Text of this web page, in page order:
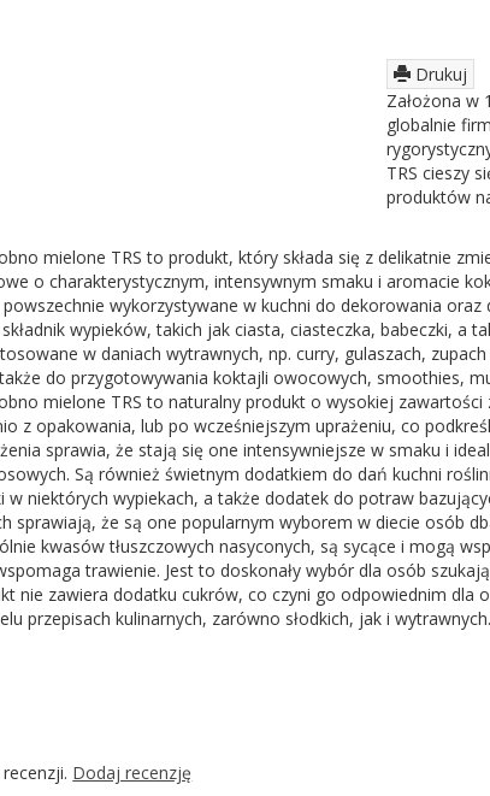
Drukuj
Założona w
globalnie
TRS cieszy
produktów
mielone TRS to produkt, który składa się z delikatnie
o charakterystycznym, intensywnym smaku i aromacie
wykorzystywane w kuchni do dekorowania
wypieków, takich jak ciasta, ciasteczka, babeczki, a
w daniach wytrawnych, np. curry, gulaszach,
do przygotowywania koktajli owocowych, smoothies,
mielone TRS to naturalny produkt o wysokiej
z opakowania, lub po wcześniejszym uprażeniu, co
sprawia, że stają się one intensywniejsze w smaku i
Są również świetnym dodatkiem do dań kuchni
w niektórych wypiekach, a także dodatek do potraw
sprawiają, że są one popularnym wyborem w diecie osób
kwasów tłuszczowych nasyconych, są sycące i mogą
trawienie. Jest to doskonały wybór dla osób
nie zawiera dodatku cukrów, co czyni go odpowiednim dla
przepisach kulinarnych, zarówno słodkich, jak i
Dodaj recenzję